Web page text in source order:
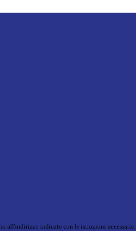
all'indirizzo indicato con le istruzioni necessarie.